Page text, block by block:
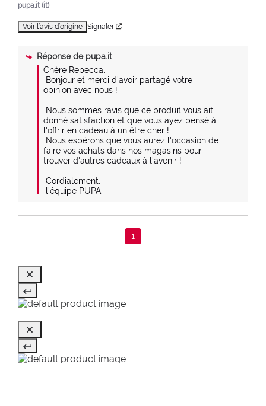
pupa.it (it)
Voir l’avis d’origine Signaler
Réponse de pupa.it
Chère Rebecca,
opinion avec nous !
donné satisfaction et que vous ayez pensé à
l'offrir en cadeau à un être cher !
faire vos achats dans nos magasins pour
trouver d'autres cadeaux à l'avenir !
l'équipe PUPA
1